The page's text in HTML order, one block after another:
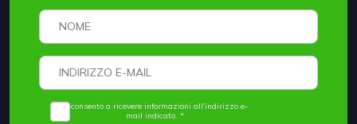
Acconsento a ricevere informazioni all'indirizzo e-
mail indicato. *